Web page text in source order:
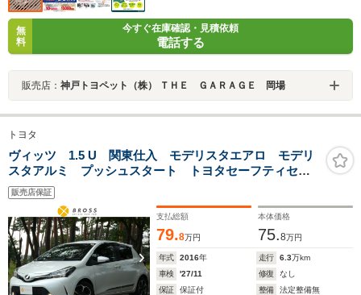
無
料
今すぐ在庫確認・見積依頼
電話する
販売店： 神戸トヨペット（株） ＴＨＥ ＧＡＲＡＧＥ 岡場
トヨタ
ヴィッツ 1.5 U 関東仕入 モデリスタエアロ モデリ
スタアルミ プッシュスタート トヨタセーフティセン
ス シートヒーター オートマハイビーム TVナビ レ
ーンアシスト 軽減ブレーキ ステアリングスイッチ
販売店保証
支払総額
79.8万円
本体価格
75.8万円
年式 2016年 走行 6.3万km
車検
'27/11 修復
なし
保証
保証付 整備
法定整備無